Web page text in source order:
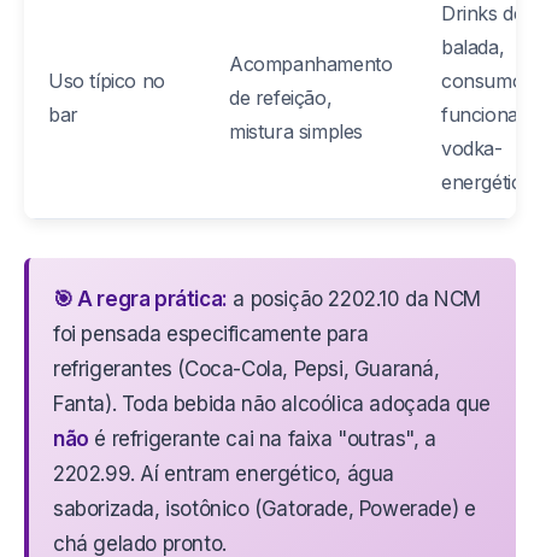
Uso típico no
bar
Acompanhamento
de refeição,
mistura simples
Drinks de
balada,
consumo
funcional,
vodka-
energético
🎯 A regra prática: a posição 2202.10 da NCM
foi pensada especificamente para
refrigerantes (Coca-Cola, Pepsi, Guaraná,
Fanta). Toda bebida não alcoólica adoçada que
não é refrigerante cai na faixa "outras", a
2202.99. Aí entram energético, água
saborizada, isotônico (Gatorade, Powerade) e
chá gelado pronto.